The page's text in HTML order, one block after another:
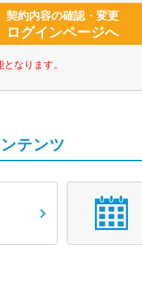
契約内容の確認・変更
ログインページへ
なります。
テンツ